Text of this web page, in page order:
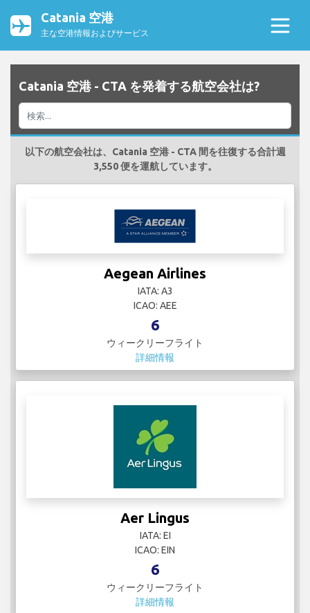
Catania 空港
主な空港情報およびサービス
Catania 空港 - CTA を発着する航空会社は?
以下の航空会社は、Catania 空港 - CTA 間を往復する合計週
3,550 便を運航しています。
Aegean Airlines
IATA: A3
ICAO: AEE
6
ウィークリーフライト
詳細情報
Aer Lingus
IATA: EI
ICAO: EIN
6
ウィークリーフライト
詳細情報